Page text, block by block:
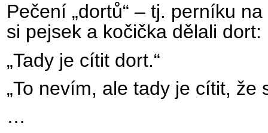
Pečení „dortů“ – tj. perníku
si pejsek a kočička dělali dort:
„Tady je cítit dort.“
„To nevím, ale tady je cítit, že
…